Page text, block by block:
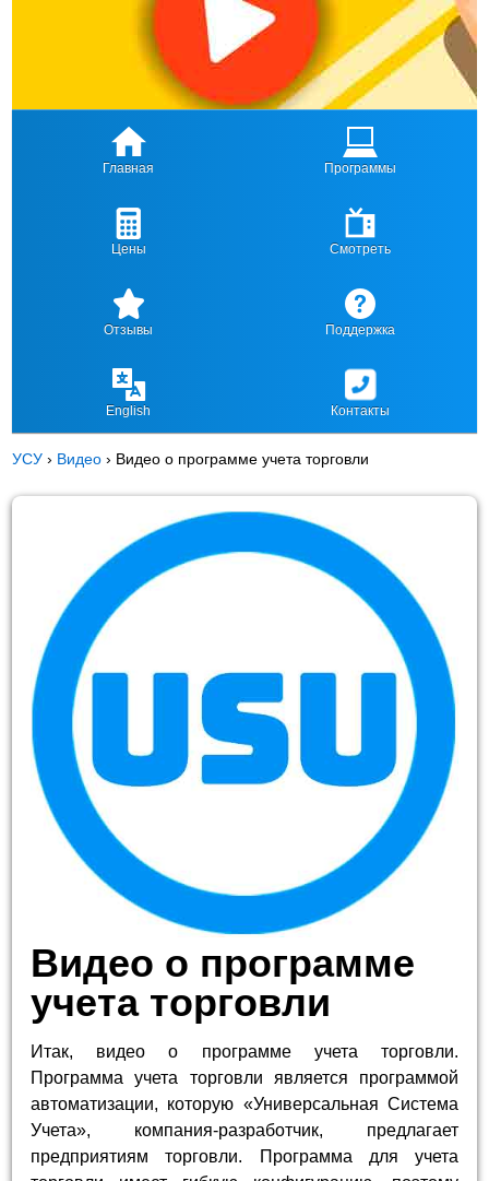
Главная Программы
Цены Смотреть
Отзывы Поддержка
English Контакты
УСУ › Видео › Видео о программе учета торговли
Видео о программе
учета торговли
Итак, видео о программе учета торговли.
Программа учета торговли является программой
автоматизации, которую «Универсальная Система
Учета», компания-разработчик, предлагает
предприятиям торговли. Программа для учета